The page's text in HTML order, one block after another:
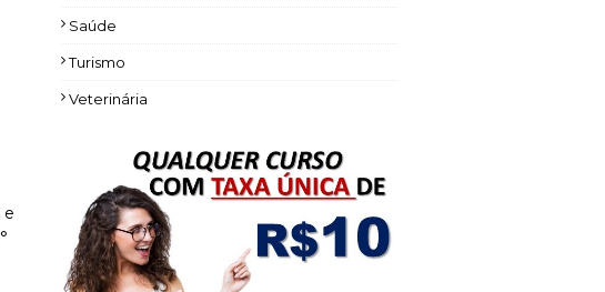
e
Saúde
Turismo
Veterinária